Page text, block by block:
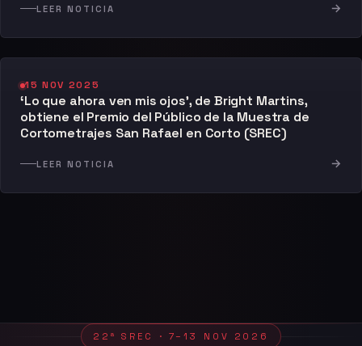
LEER NOTICIA →
15 NOV 2025
‘Lo que ahora ven mis ojos’, de Bright Martins,
obtiene el Premio del Público de la Muestra de
Cortometrajes San Rafael en Corto (SREC)
LEER NOTICIA →
22ª SREC · 7–13 NOV 2026